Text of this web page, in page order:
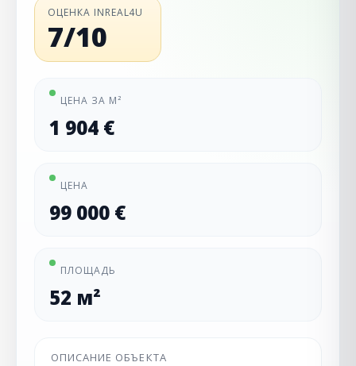
ОЦЕНКА INREAL4U
7/10
ЦЕНА ЗА М²
1 904 €
ЦЕНА
99 000 €
ПЛОЩАДЬ
52 м²
ОПИСАНИЕ ОБЪЕКТА